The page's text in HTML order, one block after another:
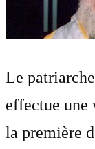
Le
effectue une
la première